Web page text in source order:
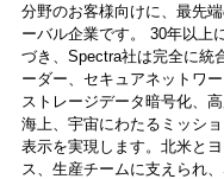
分野のお客様向けに、最先
ーバル企業です。 30年以上
づき、Spectra社は完全に統
ーダー、セキュアネットワ
ストレージデータ暗号化、
海上、宇宙にわたるミッシ
表示を実現します。北米と
ス、生産チームに支えられ